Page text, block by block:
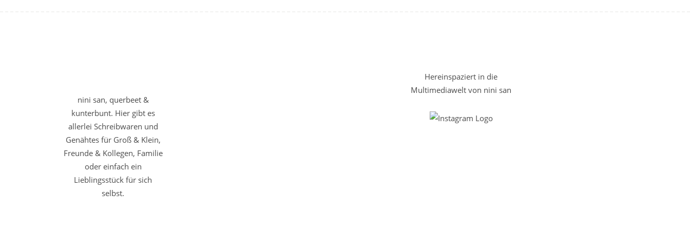
nini san, querbeet &
kunterbunt. Hier gibt es
allerlei Schreibwaren und
Genähtes für Groß & Klein,
Freunde & Kollegen, Familie
oder einfach ein
Lieblingsstück für sich
selbst.
Hereinspaziert in die
Multimediawelt von nini san